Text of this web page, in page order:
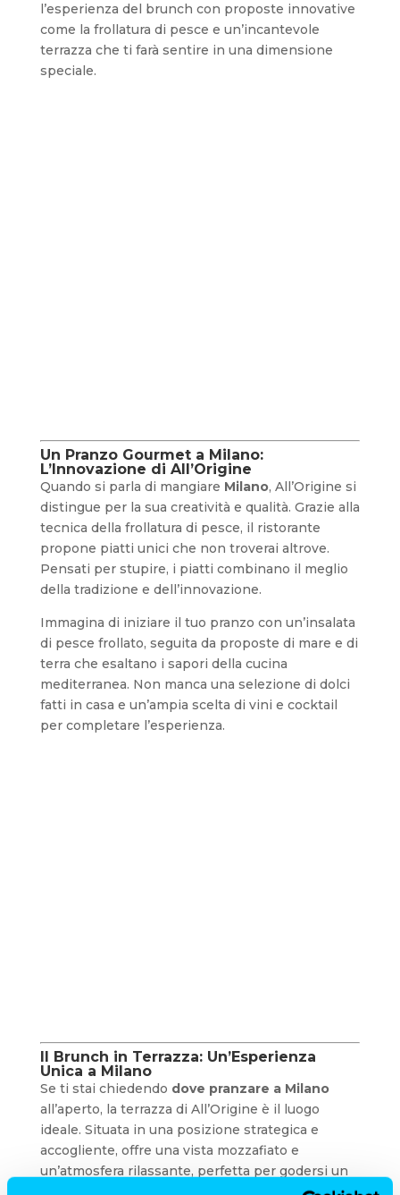
l’esperienza del brunch con proposte innovative
come la frollatura di pesce e un’incantevole
terrazza che ti farà sentire in una dimensione
speciale.
Un Pranzo Gourmet a Milano:
L’Innovazione di All’Origine
Quando si parla di mangiare Milano, All’Origine si
distingue per la sua creatività e qualità. Grazie alla
tecnica della frollatura di pesce, il ristorante
propone piatti unici che non troverai altrove.
Pensati per stupire, i piatti combinano il meglio
della tradizione e dell’innovazione.
Immagina di iniziare il tuo pranzo con un’insalata
di pesce frollato, seguita da proposte di mare e di
terra che esaltano i sapori della cucina
mediterranea. Non manca una selezione di dolci
fatti in casa e un’ampia scelta di vini e cocktail
per completare l’esperienza.
Il Brunch in Terrazza: Un’Esperienza
Unica a Milano
Se ti stai chiedendo dove pranzare a Milano
all’aperto, la terrazza di All’Origine è il luogo
ideale. Situata in una posizione strategica e
accogliente, offre una vista mozzafiato e
un’atmosfera rilassante, perfetta per godersi un